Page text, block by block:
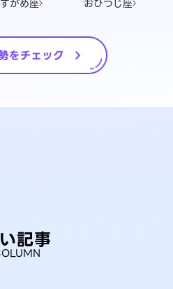
がめ座 おひつじ座
記事